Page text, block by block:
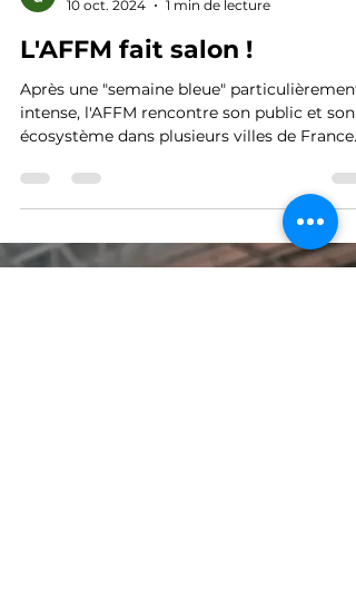
de Rauglaudre Pierre
10 oct. 2024
1 min de lecture
L'AFFM fait salon !
Après une "semaine bleue" particulièrement
intense, l'AFFM rencontre son public et son
écosystème dans plusieurs villes de France.